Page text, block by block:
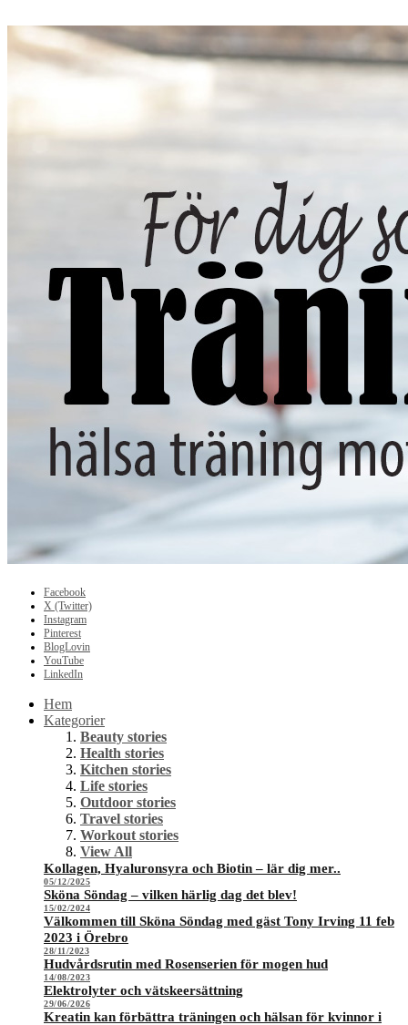
Facebook
X (Twitter)
Instagram
Pinterest
BlogLovin
YouTube
LinkedIn
Hem
Kategorier
Beauty stories
Health stories
Kitchen stories
Life stories
Outdoor stories
Travel stories
Workout stories
View All
Kollagen, Hyaluronsyra och Biotin – lär dig mer..
05/12/2025
Sköna Söndag – vilken härlig dag det blev!
15/02/2024
Välkommen till Sköna Söndag med gäst Tony Irving 11 feb
2023 i Örebro
28/11/2023
Hudvårdsrutin med Rosenserien för mogen hud
14/08/2023
Elektrolyter och vätskeersättning
29/06/2026
Kreatin kan förbättra träningen och hälsan för kvinnor i